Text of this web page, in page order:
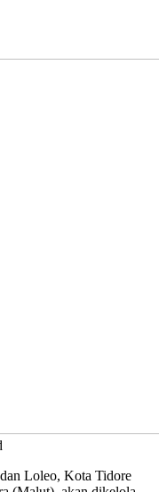
Loleo, Kota Tidore